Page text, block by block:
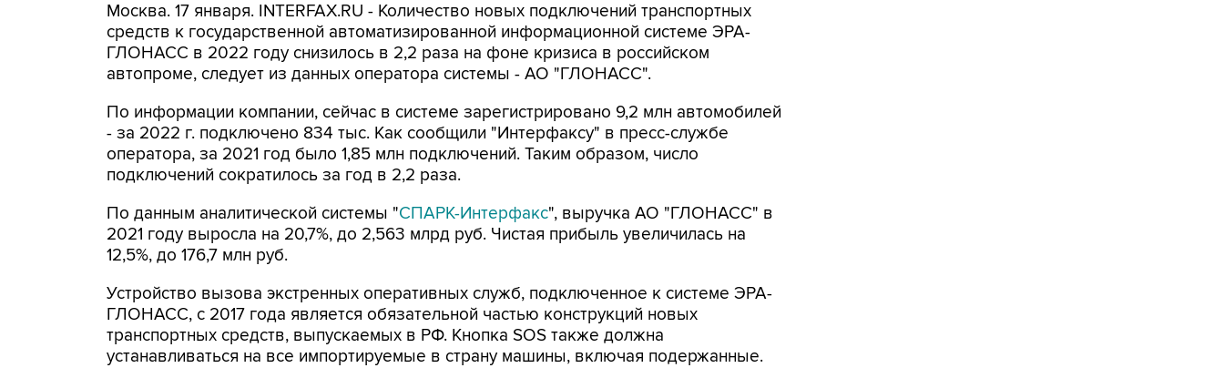
Москва. 17 января. INTERFAX.RU - Количество новых подключений транспортных
средств к государственной автоматизированной информационной системе ЭРА-
ГЛОНАСС в 2022 году снизилось в 2,2 раза на фоне кризиса в российском
автопроме, следует из данных оператора системы - АО "ГЛОНАСС".
По информации компании, сейчас в системе зарегистрировано 9,2 млн автомобилей
- за 2022 г. подключено 834 тыс. Как сообщили "Интерфаксу" в пресс-службе
оператора, за 2021 год было 1,85 млн подключений. Таким образом, число
подключений сократилось за год в 2,2 раза.
По данным аналитической системы "СПАРК-Интерфакс", выручка АО "ГЛОНАСС" в
2021 году выросла на 20,7%, до 2,563 млрд руб. Чистая прибыль увеличилась на
12,5%, до 176,7 млн руб.
Устройство вызова экстренных оперативных служб, подключенное к системе ЭРА-
ГЛОНАСС, с 2017 года является обязательной частью конструкций новых
транспортных средств, выпускаемых в РФ. Кнопка SOS также должна
устанавливаться на все импортируемые в страну машины, включая подержанные.